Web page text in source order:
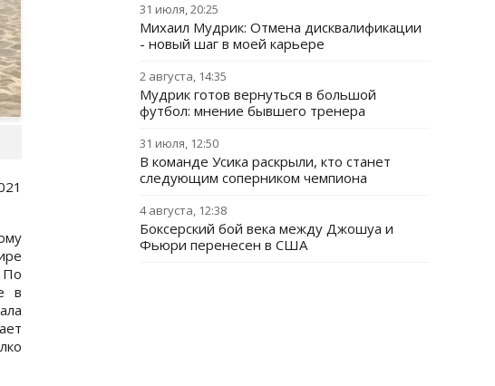
По
в
31 июля, 20:25
Михаил Мудрик: Отмена дисквалификации
- новый шаг в моей карьере
2 августа, 14:35
Мудрик готов вернуться в большой
футбол: мнение бывшего тренера
31 июля, 12:50
В команде Усика раскрыли, кто станет
следующим соперником чемпиона
4 августа, 12:38
Боксерский бой века между Джошуа и
Фьюри перенесен в США